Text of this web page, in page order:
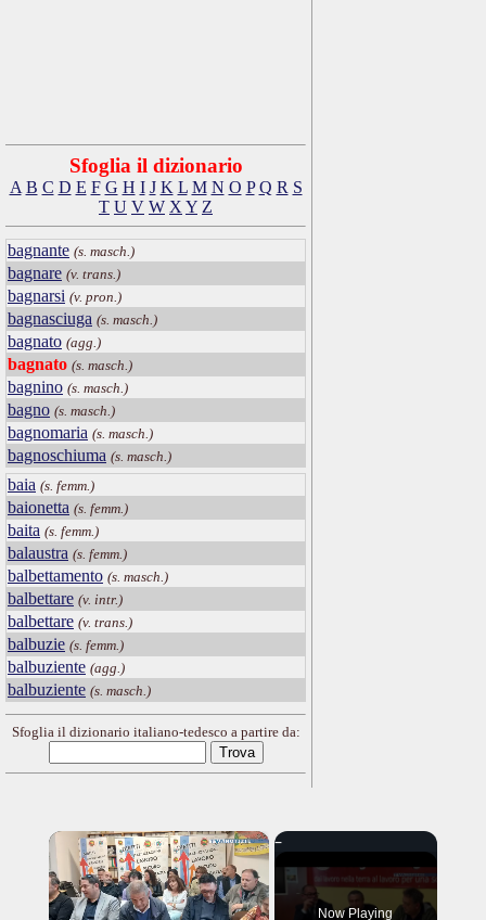
Sfoglia il dizionario
A B C D E F G H I J K L M N O P Q R S
T U V W X Y Z
bagnante (s. masch.)
bagnare (v. trans.)
bagnarsi (v. pron.)
bagnasciuga (s. masch.)
bagnato (agg.)
bagnato (s. masch.)
bagnino (s. masch.)
bagno (s. masch.)
bagnomaria (s. masch.)
bagnoschiuma (s. masch.)
baia (s. femm.)
baionetta (s. femm.)
baita (s. femm.)
balaustra (s. femm.)
balbettamento (s. masch.)
balbettare (v. intr.)
balbettare (v. trans.)
balbuzie (s. femm.)
balbuziente (agg.)
balbuziente (s. masch.)
Sfoglia il dizionario italiano-tedesco a partire da:
×
Now Playing